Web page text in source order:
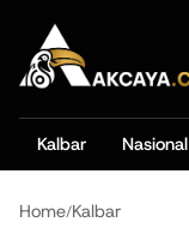
Kalbar Nasional
Home/Kalbar